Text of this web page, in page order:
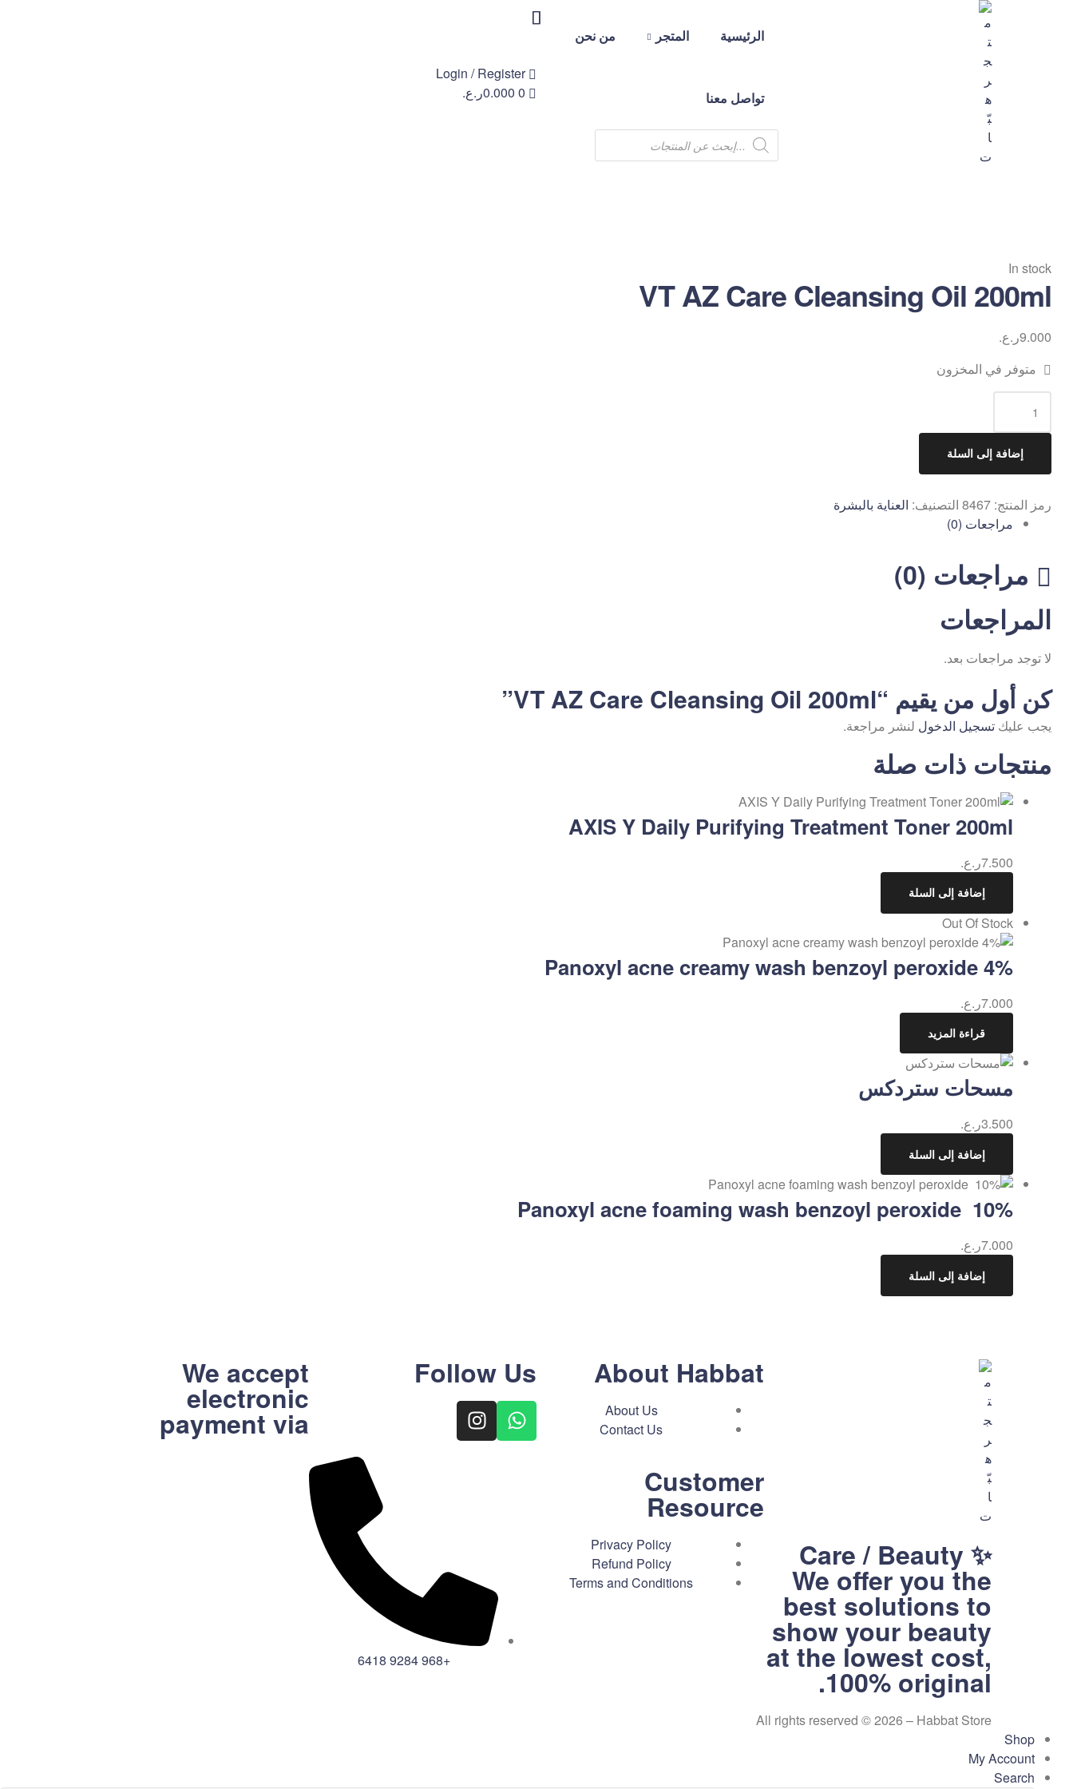
لك
ولكِ
الرئيسية المتجر من نحن
تواصل معنا
Login / Register
0
0.000ر.ع.
In stock
VT AZ Care Cleansing Oil 200ml
9.000ر.ع.
متوفر في المخزون
إضافة إلى السلة
رمز المنتج: 8467 التصنيف: العناية بالبشرة
مراجعات (0)
مراجعات (0)
المراجعات
لا توجد مراجعات بعد.
كن أول من يقيم “VT AZ Care Cleansing Oil 200ml”
يجب عليك تسجيل الدخول لنشر مراجعة.
منتجات ذات صلة
AXIS Y Daily Purifying Treatment Toner 200ml
7.500ر.ع.
إضافة إلى السلة
Out Of Stock
%Panoxyl acne creamy wash benzoyl peroxide 4
7.000ر.ع.
قراءة المزيد
مسحات ستردكس
3.500ر.ع.
إضافة إلى السلة
Panoxyl acne foaming wash benzoyl peroxide 10%
7.000ر.ع.
إضافة إلى السلة
متجر
هبّات
💕
متجر
لك
ولكِ
ولكم
Care / Beauty ✨
We offer you the
best solutions to
show your beauty
at the lowest cost,
100% original.
About Habbat
About Us
Contact Us
Customer
Resource
Privacy Policy
Refund Policy
Terms and Conditions
Follow Us
+968 9284 6418
We accept
electronic
payment via
All rights reserved © 2026 – Habbat Store
Shop
My Account
Search